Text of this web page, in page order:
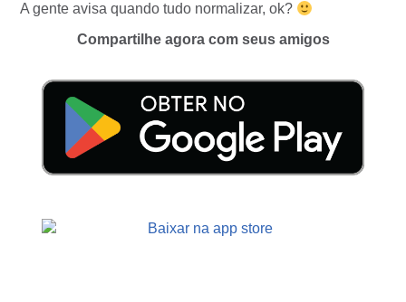
A gente avisa quando tudo normalizar, ok?
Compartilhe agora com seus amigos